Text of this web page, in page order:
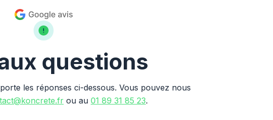
questions
les réponses ci-dessous. Vous pouvez nous
ou au01 89 31 85 23.